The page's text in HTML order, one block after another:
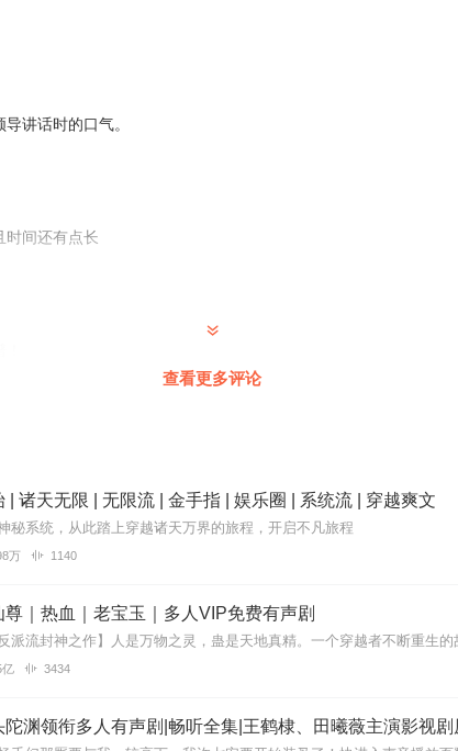
讲话时的口气。
时间还有点长
查看更多评论
| 诸天无限 | 无限流 | 金手指 | 娱乐圈 | 系统流 | 穿越爽文
秘系统，从此踏上穿越诸天万界的旅程，开启不凡旅程
万 1140
｜热血｜老宝玉｜多人VIP免费有声剧
亿 3434
陀渊领衔多人有声剧|畅听全集|王鹤棣、田曦薇主演影视